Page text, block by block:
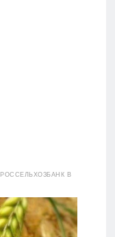
РОССЕЛЬХОЗБАНК В